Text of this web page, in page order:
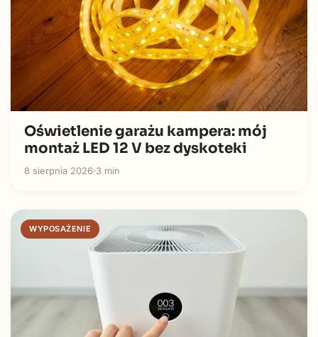
Oświetlenie garażu kampera: mój
montaż LED 12 V bez dyskoteki
8 sierpnia 2026 3 min
WYPOSAŻENIE